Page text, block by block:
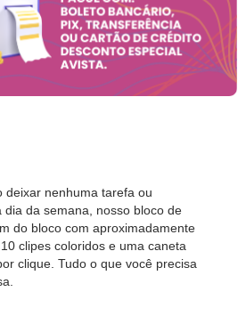
deixar nenhuma tarefa ou
da semana, nosso bloco de
do bloco com aproximadamente
clipes coloridos e uma caneta
clique. Tudo o que você precisa